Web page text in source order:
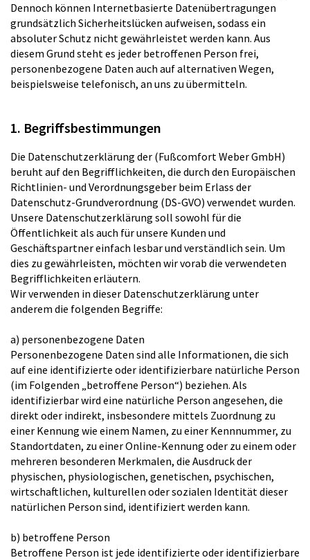
Dennoch können Internetbasierte Datenübertragungen
grundsätzlich Sicherheitslücken aufweisen, sodass ein
absoluter Schutz nicht gewährleistet werden kann. Aus
diesem Grund steht es jeder betroffenen Person frei,
personenbezogene Daten auch auf alternativen Wegen,
beispielsweise telefonisch, an uns zu übermitteln.
1. Begriffsbestimmungen
Die Datenschutzerklärung der (Fußcomfort Weber GmbH)
beruht auf den Begrifflichkeiten, die durch den Europäischen
Richtlinien- und Verordnungsgeber beim Erlass der
Datenschutz-Grundverordnung (DS-GVO) verwendet wurden.
Unsere Datenschutzerklärung soll sowohl für die
Öffentlichkeit als auch für unsere Kunden und
Geschäftspartner einfach lesbar und verständlich sein. Um
dies zu gewährleisten, möchten wir vorab die verwendeten
Begrifflichkeiten erläutern.
Wir verwenden in dieser Datenschutzerklärung unter
anderem die folgenden Begriffe:
a) personenbezogene Daten
Personenbezogene Daten sind alle Informationen, die sich
auf eine identifizierte oder identifizierbare natürliche Person
(im Folgenden „betroffene Person“) beziehen. Als
identifizierbar wird eine natürliche Person angesehen, die
direkt oder indirekt, insbesondere mittels Zuordnung zu
einer Kennung wie einem Namen, zu einer Kennnummer, zu
Standortdaten, zu einer Online-Kennung oder zu einem oder
mehreren besonderen Merkmalen, die Ausdruck der
physischen, physiologischen, genetischen, psychischen,
wirtschaftlichen, kulturellen oder sozialen Identität dieser
natürlichen Person sind, identifiziert werden kann.
b) betroffene Person
Betroffene Person ist jede identifizierte oder identifizierbare